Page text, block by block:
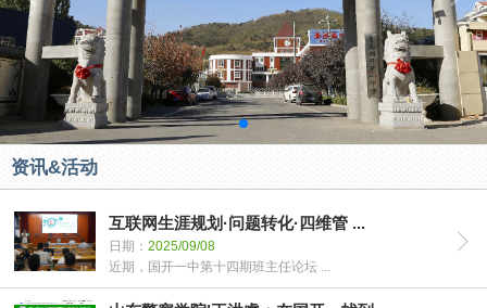
资讯&活动
互联网生涯规划·问题转化·四维管 ...
日期： 2025/09/08
近期，国开一中第十四期班主任论坛 ...